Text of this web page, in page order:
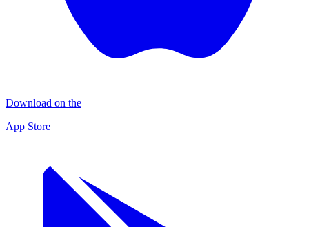
Download on the
App Store